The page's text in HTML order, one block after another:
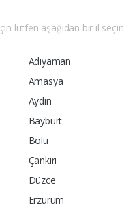
lütfen aşağıdan bir il seçin
Adıyaman
Amasya
Aydın
Bayburt
Bolu
Çankırı
Düzce
Erzurum